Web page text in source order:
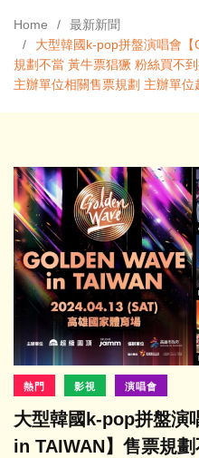
Home
最新新聞
大型韓國k-pop拼盤演唱會【
規劃不當 黃牛票猖獗 粉絲買不
主辦單位相關售票規劃 主辦單位
熱門 影視 演唱會
大型韓國k-pop拼盤演
in TAIWAN】售票規